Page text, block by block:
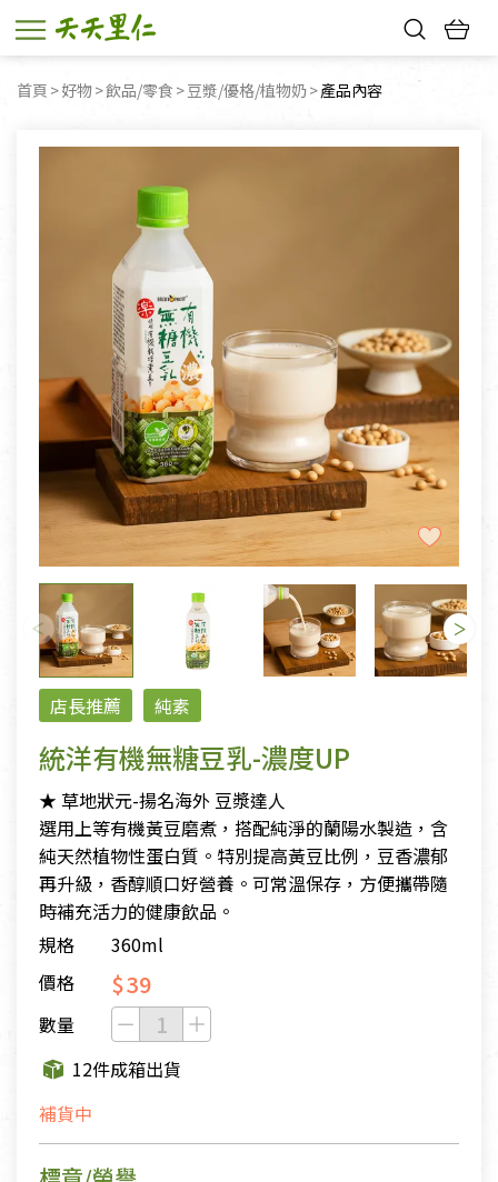
首頁 好物 飲品/零食 豆漿/優格/植物奶 目前頁面：
產品內容
店長推薦 純素
統洋有機無糖豆乳-濃度UP
★ 草地狀元-揚名海外 豆漿達人
選用上等有機黃豆磨煮，搭配純淨的蘭陽水製造，含
純天然植物性蛋白質。特別提高黃豆比例，豆香濃郁
再升級，香醇順口好營養。可常溫保存，方便攜帶隨
時補充活力的健康飲品。
規格
360ml
價格
$39
數量
12件成箱出貨
補貨中